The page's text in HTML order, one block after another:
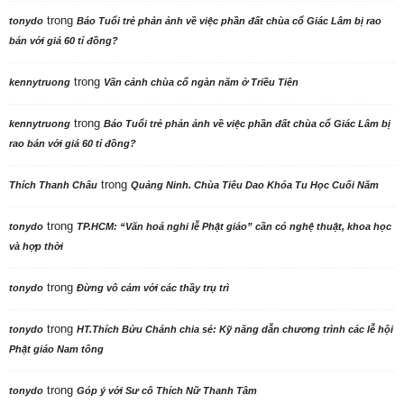
tonydo trong Báo Tuổi trẻ phản ảnh về việc phần đất chùa cổ Giác Lâm bị rao
bán với giá 60 tỉ đồng?
kennytruong trong Vãn cảnh chùa cổ ngàn năm ở Triều Tiên
kennytruong trong Báo Tuổi trẻ phản ảnh về việc phần đất chùa cổ Giác Lâm bị
rao bán với giá 60 tỉ đồng?
Thích Thanh Châu trong Quảng Ninh. Chùa Tiêu Dao Khóa Tu Học Cuối Năm
tonydo trong TP.HCM: “Văn hoá nghi lễ Phật giáo” cần có nghệ thuật, khoa học
và hợp thời
tonydo trong Đừng vô cảm với các thầy trụ trì
tonydo trong HT.Thích Bửu Chánh chia sẻ: Kỹ năng dẫn chương trình các lễ hội
Phật giáo Nam tông
tonydo trong Góp ý với Sư cô Thích Nữ Thanh Tâm